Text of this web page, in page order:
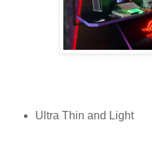
Ultra Thin and Light